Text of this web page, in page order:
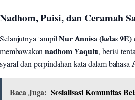
Nadhom, Puisi, dan Ceramah
Selanjutnya tampil Nur Annisa (kelas 9E)
membawakan nadhom Yaqulu, berisi
syaraf dan perpindahan kata dalam bahasa
Baca Juga: Sosialisasi Komunitas